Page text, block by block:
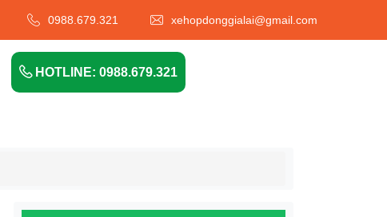
0988.679.321 xehopdonggialai@gmail.com
HOTLINE: 0988.679.321